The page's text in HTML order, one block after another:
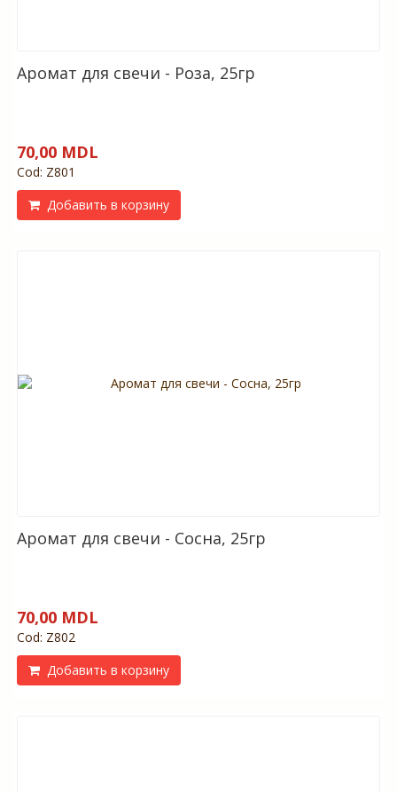
Аромат для свечи - Роза, 25гр
70,00 MDL
Cod: Z801
Добавить в корзину
Аромат для свечи - Сосна, 25гр
70,00 MDL
Cod: Z802
Добавить в корзину